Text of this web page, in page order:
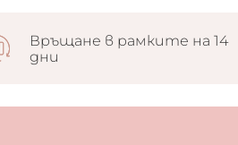
Връщане в рамките на 14
дни